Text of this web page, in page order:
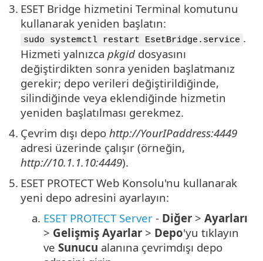
3. ESET Bridge hizmetini Terminal komutunu
kullanarak yeniden başlatın:
sudo systemctl restart EsetBridge.service .
Hizmeti yalnızca pkgid dosyasını
değiştirdikten sonra yeniden başlatmanız
gerekir; depo verileri değiştirildiğinde,
silindiğinde veya eklendiğinde hizmetin
yeniden başlatılması gerekmez.
4. Çevrim dışı depo http://YourIPaddress:4449
adresi üzerinde çalışır (örneğin,
http://10.1.1.10:4449).
5. ESET PROTECT Web Konsolu'nu kullanarak
yeni depo adresini ayarlayın:
a. ESET PROTECT Server - Diğer > Ayarları
> Gelişmiş Ayarlar > Depo'yu tıklayın
ve Sunucu alanına çevrimdışı depo